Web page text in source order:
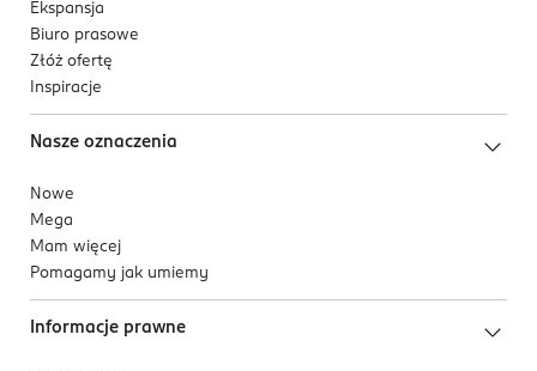
Ekspansja
Biuro prasowe
Złóż ofertę
Inspiracje
Nasze oznaczenia
Nowe
Mega
Mam więcej
Pomagamy jak umiemy
Informacje prawne